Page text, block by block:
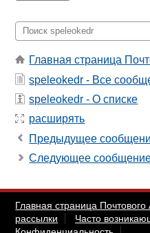
Главная страница
speleokedr - Все
speleokedr - О списке
расширять
Предыдущее
Следующее
Главная страница Почтового
рассылки
Часто